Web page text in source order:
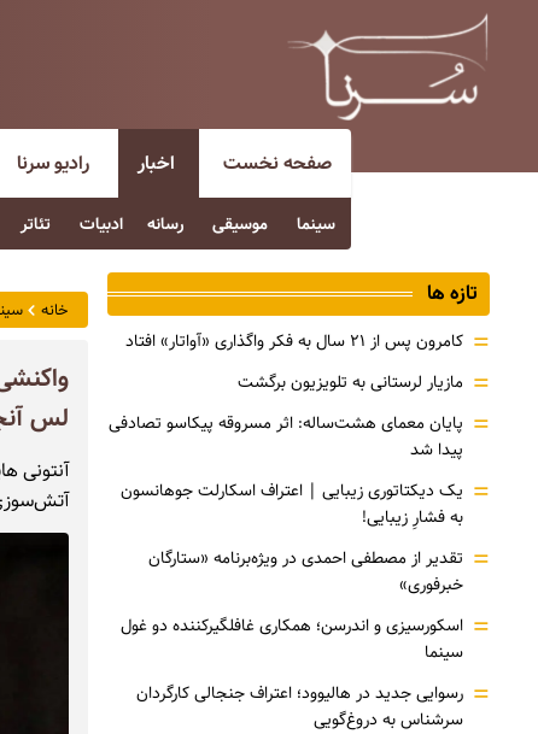
صفحه نخست اخبار
سینما موسیقی رسانه ادبیات تئاتر
رادیو سرنا
خانه
لس
آنتونی
تازه ها
= کامرون پس از ۲۱ سال به فکر واگذاری «آواتار» افتاد
= مازیار لرستانی به تلویزیون برگشت
= پایان معمای هشت‌ساله: اثر مسروقه پیکاسو تصادفی
پیدا شد
= یک دیکتاتوری زیبایی | اعتراف اسکارلت جوهانسون
به فشارِ زیبایی!
= تقدیر از مصطفی احمدی در ویژه‌برنامه «ستارگان
خبرفوری»
= اسکورسیزی و اندرسن؛ همکاری غافلگیرکننده دو غول
سینما
= رسوایی جدید در هالیوود؛ اعتراف جنجالی کارگردان
سرشناس به دروغ‌گویی